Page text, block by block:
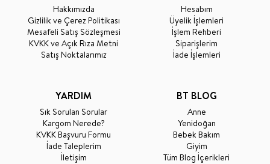
Hakkımızda
Gizlilik ve Çerez Politikası
Mesafeli Satış Sözleşmesi
KVKK ve Açık Rıza Metni
Satış Noktalarımız
Hesabım
Üyelik İşlemleri
İşlem Rehberi
Siparişlerim
İade İşlemleri
YARDIM
Sık Sorulan Sorular
Kargom Nerede?
KVKK Başvuru Formu
İade Taleplerim
İletişim
BT BLOG
Anne
Yenidoğan
Bebek Bakım
Giyim
Tüm Blog İçerikleri